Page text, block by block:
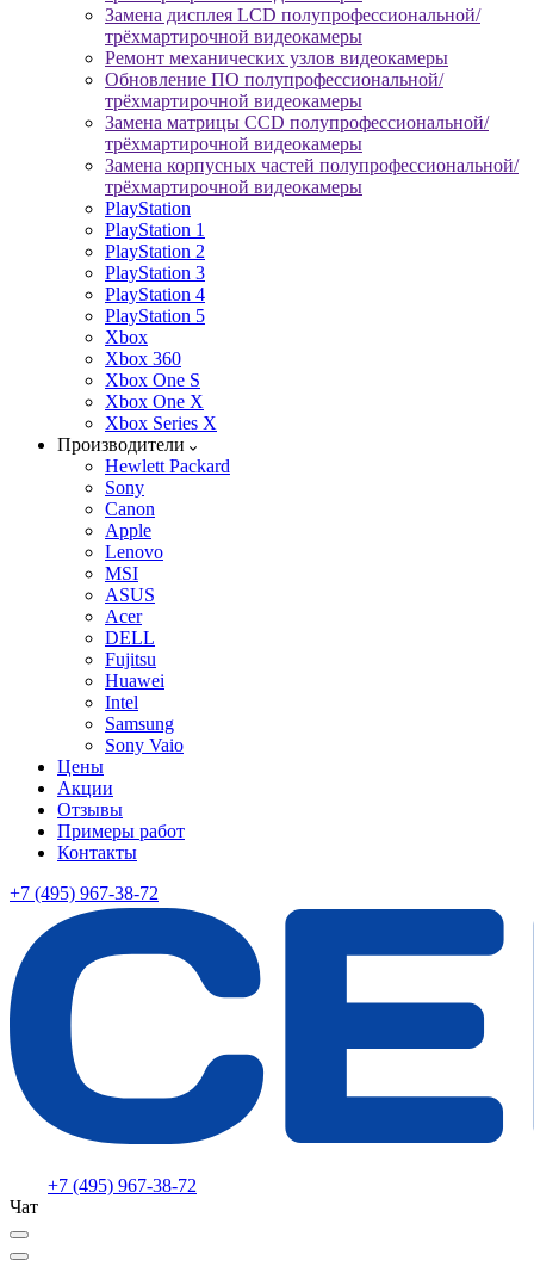
Замена дисплея LCD полупрофессиональной/
трёхмартирочной видеокамеры
Ремонт механических узлов видеокамеры
Обновление ПО полупрофессиональной/
трёхмартирочной видеокамеры
Замена матрицы CCD полупрофессиональной/
трёхмартирочной видеокамеры
Замена корпусных частей полупрофессиональной/
трёхмартирочной видеокамеры
PlayStation
PlayStation 1
PlayStation 2
PlayStation 3
PlayStation 4
PlayStation 5
Xbox
Xbox 360
Xbox One S
Xbox One X
Xbox Series X
Производители
Hewlett Packard
Sony
Canon
Apple
Lenovo
MSI
ASUS
Acer
DELL
Fujitsu
Huawei
Intel
Samsung
Sony Vaio
Цены
Акции
Отзывы
Примеры работ
Контакты
+7 (495) 967-38-72
+7 (495) 967-38-72
Чат